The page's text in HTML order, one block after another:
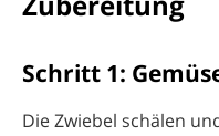
Schritt 1:
Die Zwiebel schälen